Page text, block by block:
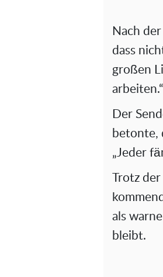
Nach
dass
großen
arbeiten.“
Der
betonte,
„Jeder
Trotz
als
bleibt.